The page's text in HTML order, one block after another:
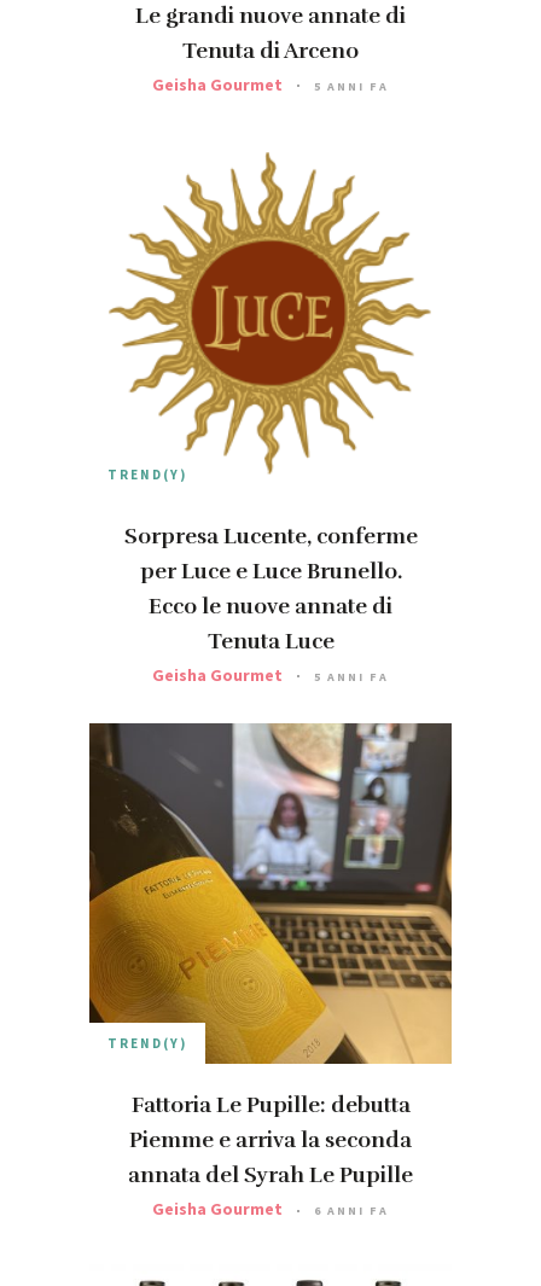
Le grandi nuove annate di
Tenuta di Arceno
Geisha Gourmet 5 ANNI FA
TREND(Y)
Sorpresa Lucente, conferme
per Luce e Luce Brunello.
Ecco le nuove annate di
Tenuta Luce
Geisha Gourmet 5 ANNI FA
TREND(Y)
Fattoria Le Pupille: debutta
Piemme e arriva la seconda
annata del Syrah Le Pupille
Geisha Gourmet 6 ANNI FA